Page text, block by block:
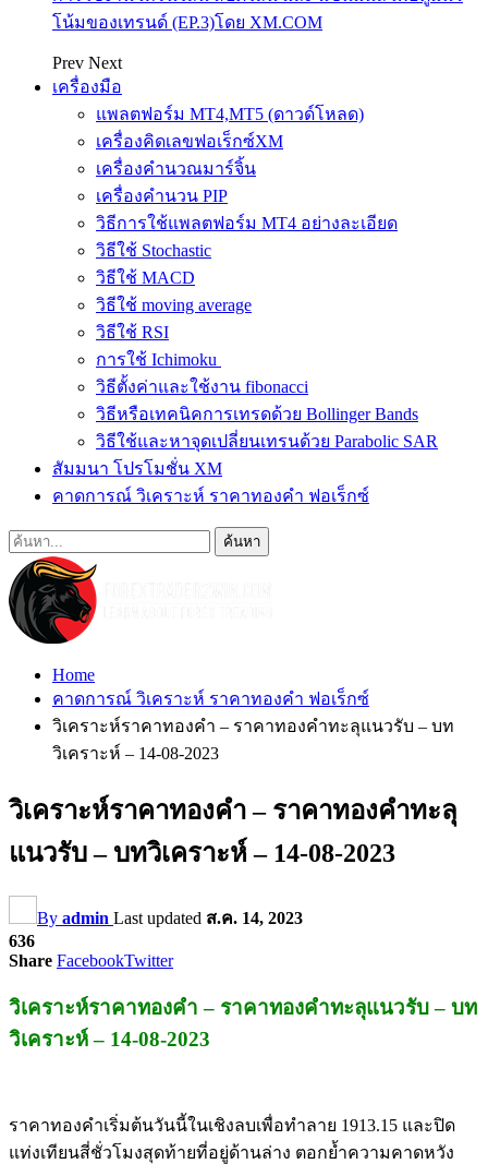
โน้มของเทรนด์ (EP.3)โดย XM.COM
Prev Next
เครื่องมือ
แพลตฟอร์ม MT4,MT5 (ดาวด์โหลด)
เครื่องคิดเลขฟอเร็กซ์XM
เครื่องคำนวณมาร์จิ้น
เครื่องคำนวน PIP
วิธีการใช้แพลตฟอร์ม MT4 อย่างละเอียด
วิธีใช้ Stochastic
วิธีใช้ MACD
วิธีใช้ moving average
วิธีใช้ RSI
การใช้ Ichimoku
วิธีตั้งค่าและใช้งาน fibonacci
วิธีหรือเทคนิคการเทรดด้วย Bollinger Bands
วิธีใช้และหาจุดเปลี่ยนเทรนด้วย Parabolic SAR
สัมมนา โปรโมชั่น XM
คาดการณ์ วิเคราะห์ ราคาทองคำ ฟอเร็กซ์
Home
คาดการณ์ วิเคราะห์ ราคาทองคำ ฟอเร็กซ์
วิเคราะห์ราคาทองคำ – ราคาทองคำทะลุแนวรับ – บท
วิเคราะห์ – 14-08-2023
วิเคราะห์ราคาทองคำ – ราคาทองคำทะลุ
แนวรับ – บทวิเคราะห์ – 14-08-2023
By admin Last updated ส.ค. 14, 2023
636
Share FacebookTwitter
วิเคราะห์ราคาทองคำ – ราคาทองคำทะลุแนวรับ – บท
วิเคราะห์ – 14-08-2023
ราคาทองคำเริ่มต้นวันนี้ในเชิงลบเพื่อทำลาย 1913.15 และปิด
แท่งเทียนสี่ชั่วโมงสุดท้ายที่อยู่ด้านล่าง ตอกย้ำความคาดหวัง